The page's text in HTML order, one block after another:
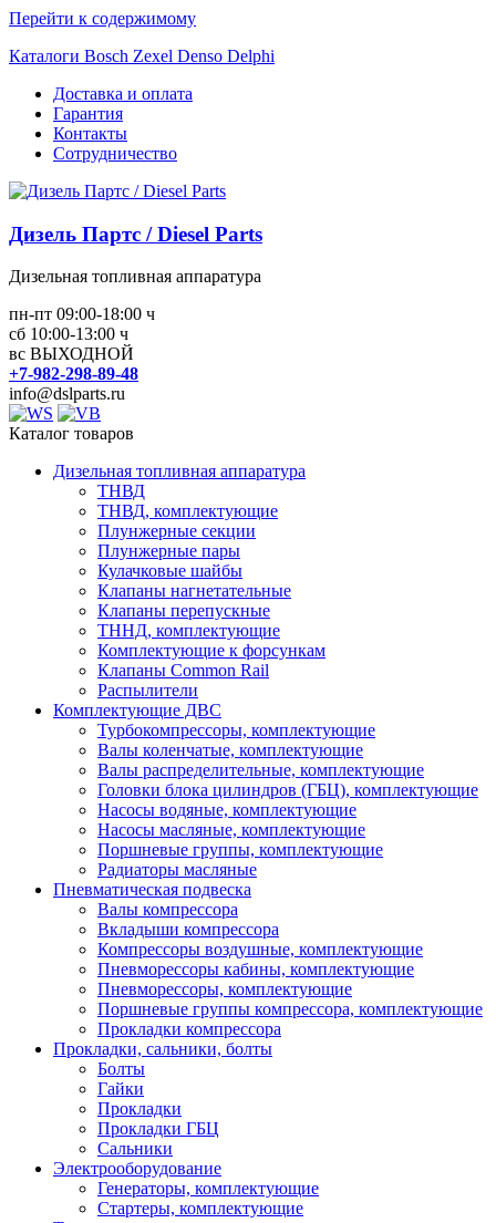
Перейти к содержимому
Каталоги Bosch Zexel Denso Delphi
Доставка и оплата
Гарантия
Контакты
Сотрудничество
Дизель Партс / Diesel Parts
Дизельная топливная аппаратура
пн-пт 09:00-18:00 ч
сб 10:00-13:00 ч
вс ВЫХОДНОЙ
+7-982-298-89-48
info@dslparts.ru
Каталог товаров
Дизельная топливная аппаратура
ТНВД
ТНВД, комплектующие
Плунжерные секции
Плунжерные пары
Кулачковые шайбы
Клапаны нагнетательные
Клапаны перепускные
ТННД, комплектующие
Комплектующие к форсункам
Клапаны Common Rail
Распылители
Комплектующие ДВС
Турбокомпрессоры, комплектующие
Валы коленчатые, комплектующие
Валы распределительные, комплектующие
Головки блока цилиндров (ГБЦ), комплектующие
Насосы водяные, комплектующие
Насосы масляные, комплектующие
Поршневые группы, комплектующие
Радиаторы масляные
Пневматическая подвеска
Валы компрессора
Вкладыши компрессора
Компрессоры воздушные, комплектующие
Пневморессоры кабины, комплектующие
Пневморессоры, комплектующие
Поршневые группы компрессора, комплектующие
Прокладки компрессора
Прокладки, сальники, болты
Болты
Гайки
Прокладки
Прокладки ГБЦ
Сальники
Электрооборудование
Генераторы, комплектующие
Стартеры, комплектующие